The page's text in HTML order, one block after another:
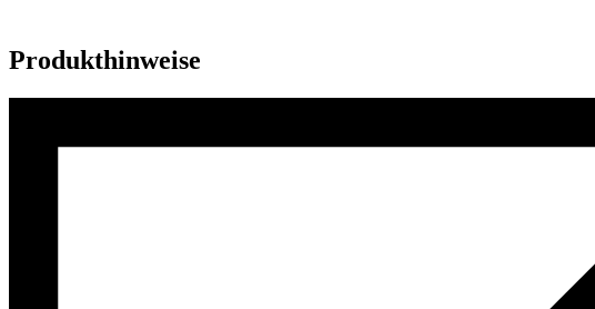
Produkthinweise